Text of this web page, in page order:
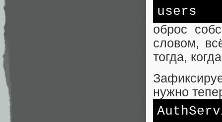
users
оброс
словом,
тогда,
нужно